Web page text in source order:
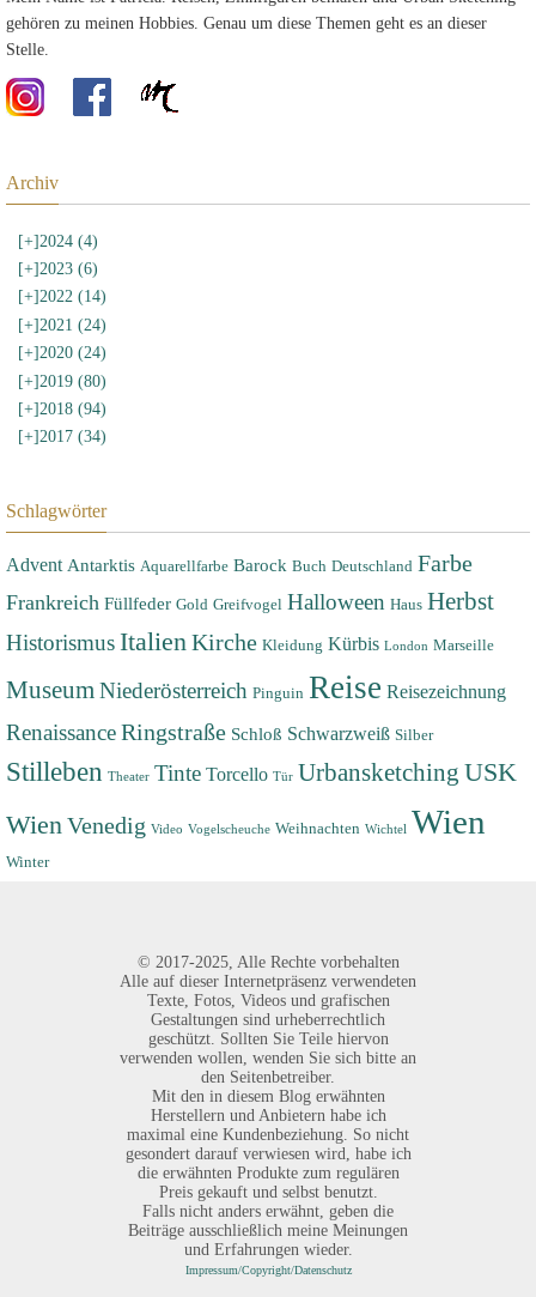
gehören zu meinen Hobbies. Genau um diese Themen geht es an dieser
Stelle.
Archiv
[+]2024 (4)
[+]2023 (6)
[+]2022 (14)
[+] 2021 (24)
[+]2020 (24)
[+]2019 (80)
[+] 2018 (94)
[+]2017 (34)
Schlagwörter
Advent Antarktis Aquarellfarbe Barock Buch Deutschland Farbe
Frankreich Füllfeder Gold Greifvogel Halloween Haus Herbst
HistorismusItalien Kirche Kleidung Kürbis London Marseille
Museum Niederösterreich Pinguin Reise Reisezeichnung
RenaissanceRingstraße Schloß Schwarzweiß Silber
Stilleben Theater Tinte Torcello Tür Urbansketching USK
Wien Venedig Video Vogelscheuche Weihnachten Wichtel Wien
Winter
© 2017-2025, Alle Rechte vorbehalten
Alle auf dieser Internetpräsenz verwendeten
Texte, Fotos, Videos und grafischen
Gestaltungen sind urheberrechtlich
geschützt. Sollten Sie Teile hiervon
verwenden wollen, wenden Sie sich bitte an
den Seitenbetreiber.
Mit den in diesem Blog erwähnten
Herstellern und Anbietern habe ich
maximal eine Kundenbeziehung. So nicht
gesondert darauf verwiesen wird, habe ich
die erwähnten Produkte zum regulären
Preis gekauft und selbst benutzt.
Falls nicht anders erwähnt, geben die
Beiträge ausschließlich meine Meinungen
und Erfahrungen wieder.
Impressum/Copyright/Datenschutz